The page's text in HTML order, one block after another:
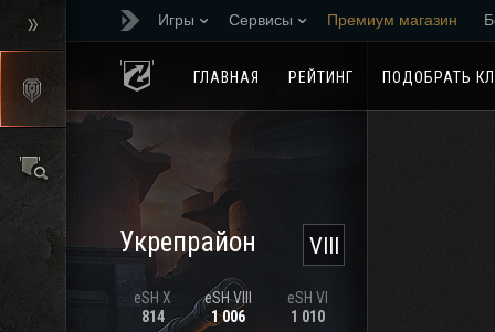
Игры Сервисы Премиум магазин
ГЛАВНАЯ
РЕЙТИНГ ПОДОБРАТЬ
VIII
Укрепрайон
eSH X
814
eSH VIII
1 006
eSH VI
1 010